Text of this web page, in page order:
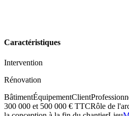
Caractéristiques
Intervention
Rénovation
BâtimentÉquipementClient
300 000 et 500 000 € TTCRôle de